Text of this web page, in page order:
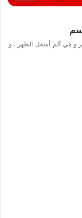
و هي ألم أسفل الظهر ، و